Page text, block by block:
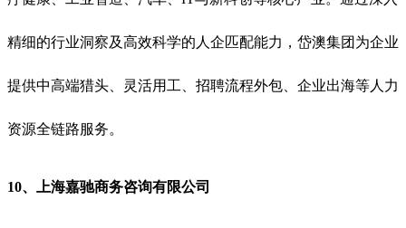
精细的行业洞察及高效科学的人企匹配能力，岱澳集团为企业
提供中高端猎头、灵活用工、招聘流程外包、企业出海等人力
资源全链路服务。
10、 上海嘉驰商务咨询有限公司